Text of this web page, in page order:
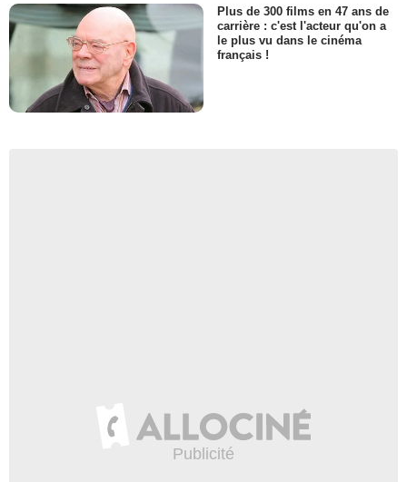
Plus de 300 films en 47 ans de
carrière : c'est l'acteur qu'on a
le plus vu dans le cinéma
français !